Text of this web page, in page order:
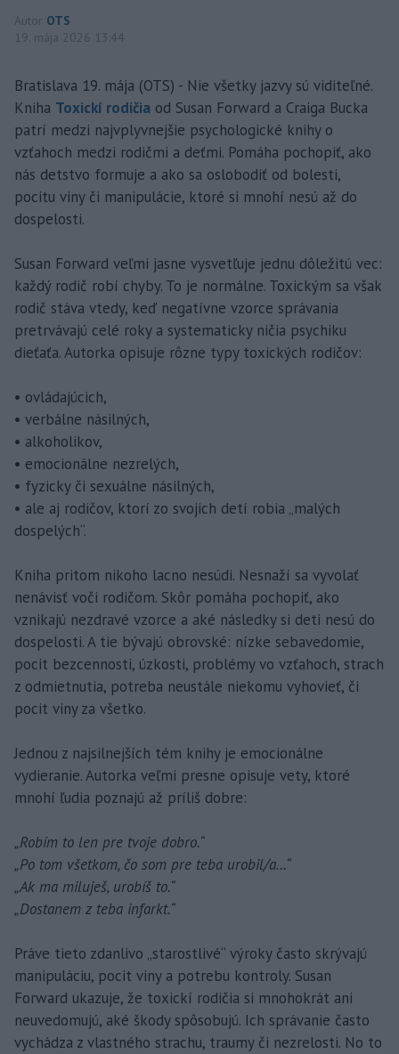
Autor OTS
19. mája 2026 13:44
Bratislava 19. mája (OTS) - Nie všetky jazvy sú viditeľné.
Kniha Toxickí rodičia od Susan Forward a Craiga Bucka
patrí medzi najvplyvnejšie psychologické knihy o
vzťahoch medzi rodičmi a deťmi. Pomáha pochopiť, ako
nás detstvo formuje a ako sa oslobodiť od bolesti,
pocitu viny či manipulácie, ktoré si mnohí nesú až do
dospelosti.
Susan Forward veľmi jasne vysvetľuje jednu dôležitú vec:
každý rodič robí chyby. To je normálne. Toxickým sa však
rodič stáva vtedy, keď negatívne vzorce správania
pretrvávajú celé roky a systematicky ničia psychiku
dieťaťa. Autorka opisuje rôzne typy toxických rodičov:
• ovládajúcich,
• verbálne násilných,
• alkoholikov,
• emocionálne nezrelých,
• fyzicky či sexuálne násilných,
• ale aj rodičov, ktorí zo svojich detí robia „malých
dospelých“.
Kniha pritom nikoho lacno nesúdi. Nesnaží sa vyvolať
nenávisť voči rodičom. Skôr pomáha pochopiť, ako
vznikajú nezdravé vzorce a aké následky si deti nesú do
dospelosti. A tie bývajú obrovské: nízke sebavedomie,
pocit bezcennosti, úzkosti, problémy vo vzťahoch, strach
z odmietnutia, potreba neustále niekomu vyhovieť, či
pocit viny za všetko.
Jednou z najsilnejších tém knihy je emocionálne
vydieranie. Autorka veľmi presne opisuje vety, ktoré
mnohí ľudia poznajú až príliš dobre:
„Robím to len pre tvoje dobro.“
„Po tom všetkom, čo som pre teba urobil/a…“
„Ak ma miluješ, urobíš to.“
„Dostanem z teba infarkt.“
Práve tieto zdanlivo „starostlivé“ výroky často skrývajú
manipuláciu, pocit viny a potrebu kontroly. Susan
Forward ukazuje, že toxickí rodičia si mnohokrát ani
neuvedomujú, aké škody spôsobujú. Ich správanie často
vychádza z vlastného strachu, traumy či nezrelosti. No to